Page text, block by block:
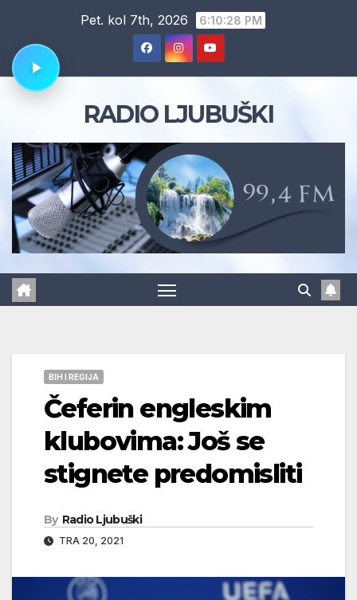
content
Pet. kol 7th, 2026 6:10:29 PM
RADIO LJUBUŠKI
BIH I REGIJA
Čeferin engleskim
klubovima: Još se
stignete predomisliti
By Radio Ljubuški
TRA 20, 2021